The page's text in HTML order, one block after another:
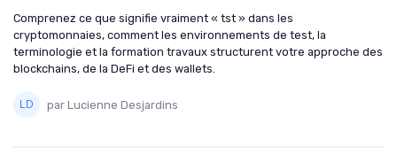
Comprenez ce que signifie vraiment « tst » dans les
cryptomonnaies, comment les environnements de test, la
terminologie et la formation travaux structurent votre approche des
blockchains, de la DeFi et des wallets.
par Lucienne Desjardins